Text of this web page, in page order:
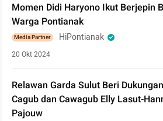
Momen Didi Haryono Ikut Berjepin
Warga Pontianak
Media Partner HiPontianak
20 Okt 2024
Relawan Garda Sulut Beri
Cagub dan Cawagub Elly Lasut-
Pajouw